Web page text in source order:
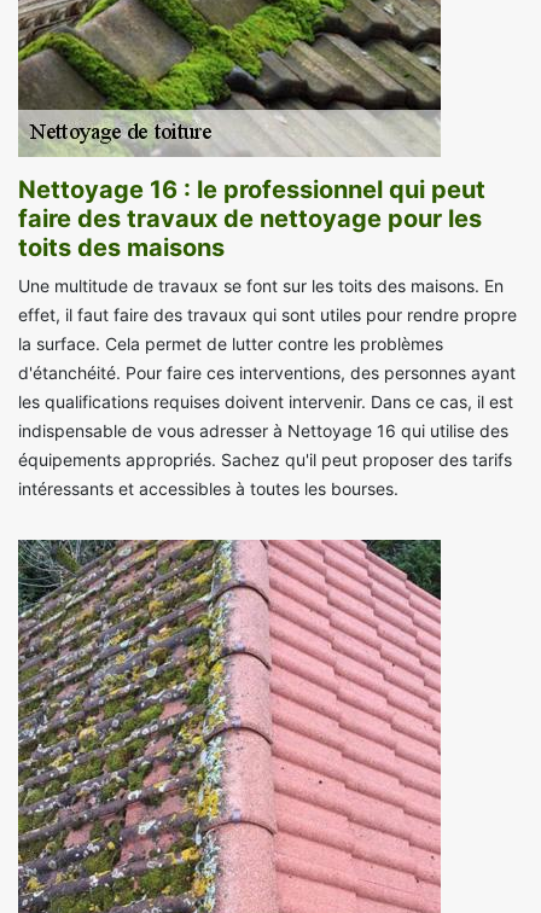
Nettoyage 16 : le professionnel qui peut
faire des travaux de nettoyage pour les
toits des maisons
Une multitude de travaux se font sur les toits des maisons. En
effet, il faut faire des travaux qui sont utiles pour rendre propre
la surface. Cela permet de lutter contre les problèmes
d'étanchéité. Pour faire ces interventions, des personnes ayant
les qualifications requises doivent intervenir. Dans ce cas, il est
indispensable de vous adresser à Nettoyage 16 qui utilise des
équipements appropriés. Sachez qu'il peut proposer des tarifs
intéressants et accessibles à toutes les bourses.